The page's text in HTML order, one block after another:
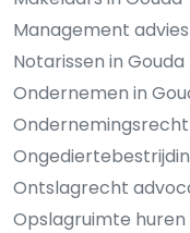
Management
Notarissen in Gouda
Ondernemen in
Ontslagrecht
Opslagruimte huren